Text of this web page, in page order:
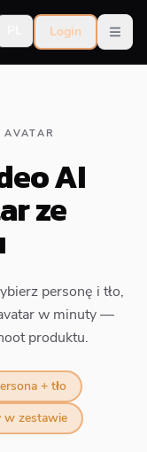
Login
AI
ze
personę i tło,
w minuty —
produktu.
+ tło
w zestawie